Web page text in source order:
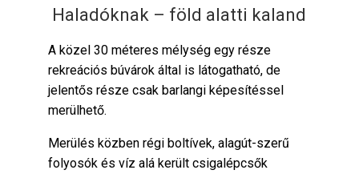
Haladóknak – föld alatti kaland
A közel 30 méteres mélység egy része
rekreációs búvárok által is látogatható, de
jelentős része csak barlangi képesítéssel
merülhető.
Merülés közben régi boltívek, alagút-szerű
folyosók és víz alá került csigalépcsők